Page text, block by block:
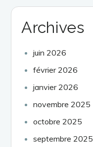
Archives
juin 2026
février 2026
janvier 2026
novembre 2025
octobre 2025
septembre 2025